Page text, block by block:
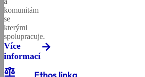
komunitám
se
kterými
spolupracuje.
Více
informací
balance Ethos linka